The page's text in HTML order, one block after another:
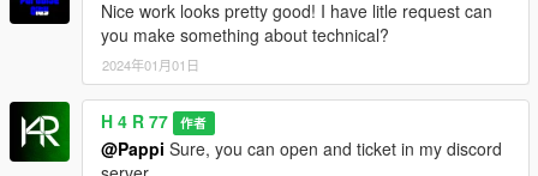
Fixed Dial(now working).
Fixed no tuning options.
Minor bug fixes.
[CREDITS]
H4R 07
Nice work looks pretty good! I have litle request can
you make something about technical?
2024年01月01日
H 4 R 77 作者
@Pappi Sure, you can open and ticket in my discord